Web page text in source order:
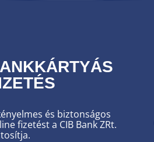
és biztonságos
fizetést a CIB Bank ZRt.